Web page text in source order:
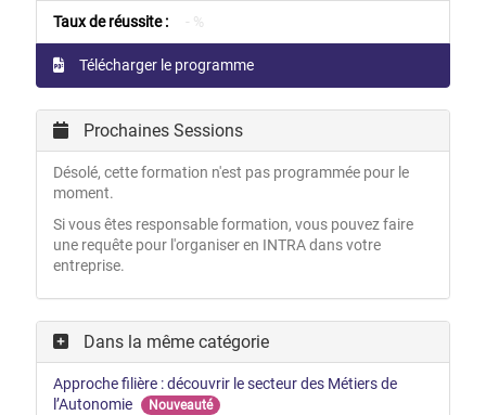
Taux de réussite : - %
Télécharger le programme
Prochaines Sessions
Désolé, cette formation n'est pas programmée pour le
moment.
Si vous êtes responsable formation, vous pouvez faire
une requête pour l'organiser en INTRA dans votre
entreprise.
Dans la même catégorie
Approche filière : découvrir le secteur des Métiers de
l’Autonomie
Nouveauté